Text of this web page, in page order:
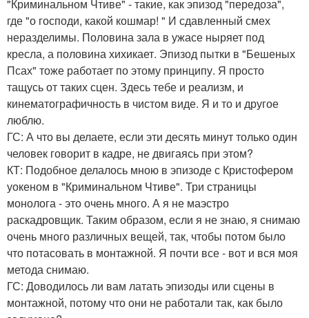
"Криминальном Чтиве" - такие, как эпизод "передоза",
где "о господи, какой кошмар! " И сдавленный смех
неразделимы. Половина зала в ужасе ныряет под
кресла, а половина хихикает. Эпизод пытки в "Бешеных
Псах" тоже работает по этому принципу. Я просто
тащусь от таких сцен. Здесь тебе и реализм, и
кинематографичность в чистом виде. Я и то и другое
люблю.
ГС: А что вы делаете, если эти десять минут только один
человек говорит в кадре, не двигаясь при этом?
КТ: Подобное делалось мною в эпизоде с Кристофером
уокеном в "Криминальном Чтиве". Три страницы
монолога - это очень много. А я не маэстро
раскадровщик. Таким образом, если я не знаю, я снимаю
очень много различных вещей, так, чтобы потом было
что потасовать в монтажной. Я почти все - вот и вся моя
метода снимаю.
ГС: Доводилось ли вам латать эпизоды или сцены в
монтажной, потому что они не работали так, как было